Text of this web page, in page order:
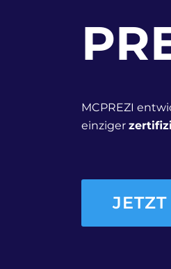
MCPREZI
einziger